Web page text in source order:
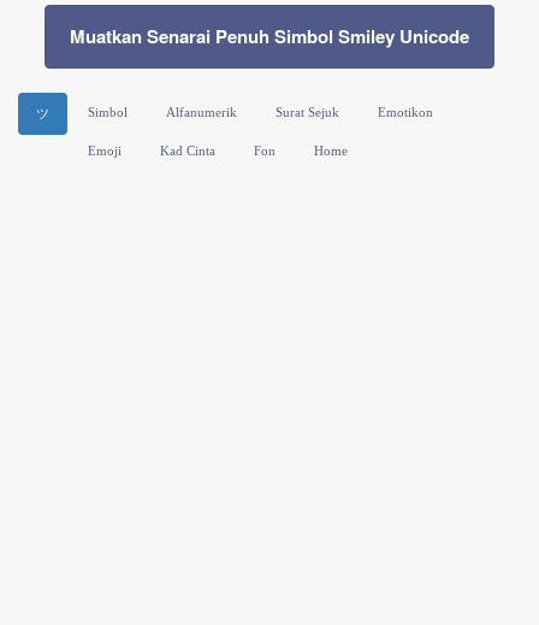
Muatkan Senarai Penuh Simbol Smiley Unicode
ツ Simbol Alfanumerik Surat Sejuk Emotikon
Emoji Kad Cinta Fon Home